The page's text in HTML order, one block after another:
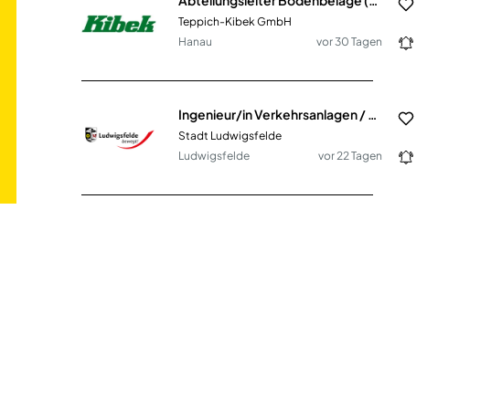
Teppich-Kibek GmbH
Hanau
vor 30 Tagen
Stadt Ludwigsfelde
Ludwigsfelde
vor 22 Tagen